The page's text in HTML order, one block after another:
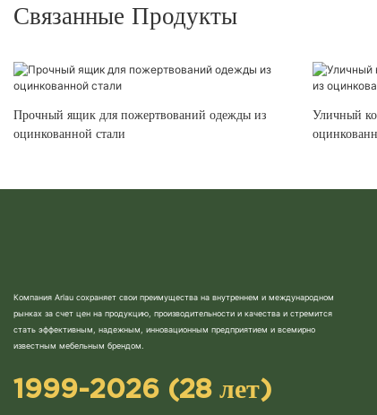
Связанные Продукты
Прочный ящик для пожертвований одежды из
оцинкованной стали
Уличный
Компания Arlau сохраняет свои преимущества на внутреннем и международном
рынках за счет цен на продукцию, производительности и качества и стремится
стать эффективным, надежным, инновационным предприятием и всемирно
известным мебельным брендом.
1999-2026 (28 лет)